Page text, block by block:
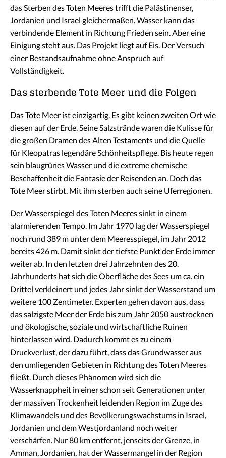
das Sterben des Toten Meeres trifft die Palästinenser,
Jordanien und Israel gleichermaßen. Wasser kann das
verbindende Element in Richtung Frieden sein. Aber eine
Einigung steht aus. Das Projekt liegt auf Eis. Der Versuch
einer Bestandsaufnahme ohne Anspruch auf
Vollständigkeit.
Das sterbende Tote Meer und die Folgen
Das Tote Meer ist einzigartig. Es gibt keinen zweiten Ort wie
diesen auf der Erde. Seine Salzstrände waren die Kulisse für
die großen Dramen des Alten Testaments und die Quelle
für Kleopatras legendäre Schönheitspflege. Bis heute regen
sein blaugrünes Wasser und die extreme chemische
Beschaffenheit die Fantasie der Reisenden an. Doch das
Tote Meer stirbt. Mit ihm sterben auch seine Uferregionen.
Der Wasserspiegel des Toten Meeres sinkt in einem
alarmierenden Tempo. Im Jahr 1970 lag der Wasserspiegel
noch rund 389 m unter dem Meeresspiegel, im Jahr 2012
bereits 426 m. Damit sinkt der tiefste Punkt der Erde immer
weiter ab. In den letzten drei Jahrzehnten des 20.
Jahrhunderts hat sich die Oberfläche des Sees um ca. ein
Drittel verkleinert und jedes Jahr sinkt der Wasserstand um
weitere 100 Zentimeter. Experten gehen davon aus, dass
das salzigste Meer der Erde bis zum Jahr 2050 austrocknen
und ökologische, soziale und wirtschaftliche Ruinen
hinterlassen wird. Dadurch kommt es zu einem
Druckverlust, der dazu führt, dass das Grundwasser aus
den umliegenden Gebieten in Richtung des Toten Meeres
fließt. Durch dieses Phänomen wird sich die
Wasserknappheit in einer schon seit Generationen unter
der massiven Trockenheit leidenden Region im Zuge des
Klimawandels und des Bevölkerungswachstums in Israel,
Jordanien und dem Westjordanland noch weiter
verschärfen. Nur 80 km entfernt, jenseits der Grenze, in
Amman, Jordanien, hat der Wassermangel in der Region